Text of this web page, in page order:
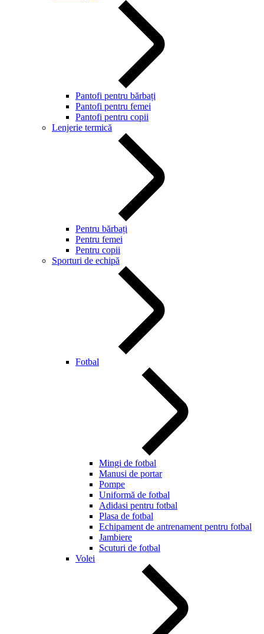
Pantofi pentru bărbați
Pantofi pentru femei
Pantofi pentru copii
Lenjerie termică
Pentru bărbați
Pentru femei
Pentru copii
Sporturi de echipă
Fotbal
Mingi de fotbal
Manusi de portar
Pompe
Uniformă de fotbal
Adidasi pentru fotbal
Plasa de fotbal
Echipament de antrenament pentru fotbal
Jambiere
Scuturi de fotbal
Volei